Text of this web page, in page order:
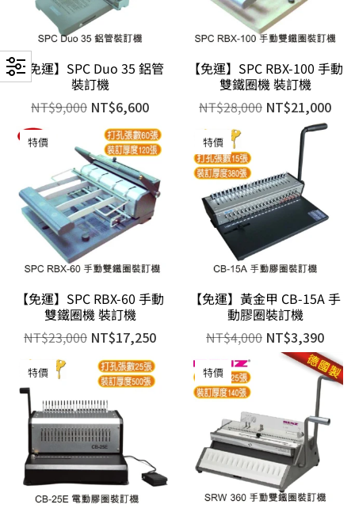
【免運】SPC Duo 35 鋁管
裝訂機
NT$9,000 NT$6,600
【免運】SPC RBX-100 手動
雙鐵圈機 裝訂機
NT$28,000 NT$21,000
特價
【免運】SPC RBX-60 手動
雙鐵圈機 裝訂機
NT$23,000 NT$17,250
特價
【免運】黃金甲 CB-15A 手
動膠圈裝訂機
NT$4,000 NT$3,390
特價 特價